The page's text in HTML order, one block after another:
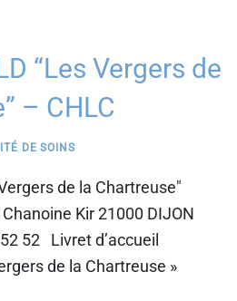
“Les Vergers de
– CHLC
DE SOINS
de la Chartreuse"
Kir 21000 DIJON
52 Livret d’accueil
de la Chartreuse »